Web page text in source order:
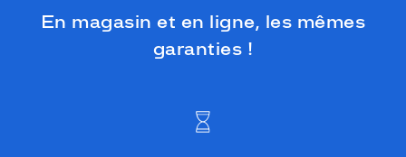
En magasin et en ligne, les mêmes
garanties !